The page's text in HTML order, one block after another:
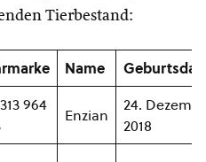
Tierbestand:
Name
964
Enzian
24.
2018